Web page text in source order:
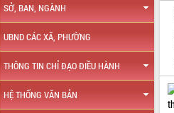
SỞ, BAN, NGÀNH
UBND CÁC XÃ, PHƯỜNG
THÔNG TIN CHỈ ĐẠO ĐIỀU HÀNH
HỆ THỐNG VĂN BẢN